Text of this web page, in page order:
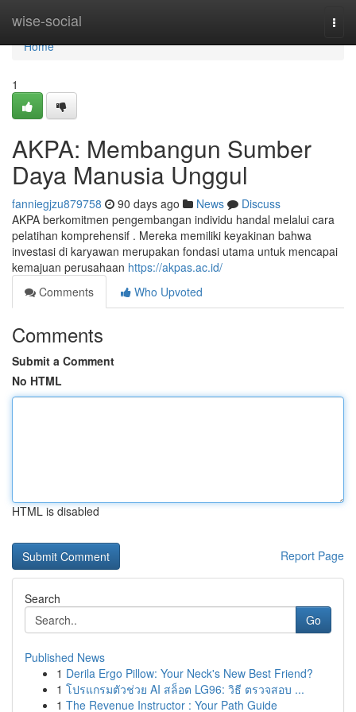
wise-social
Home
Home
1
AKPA: Membangun Sumber
Daya Manusia Unggul
fanniegjzu879758 90 days ago News
Discuss
AKPA berkomitmen pengembangan individu handal melalui cara
pelatihan komprehensif . Mereka memiliki keyakinan bahwa
investasi di karyawan merupakan fondasi utama untuk mencapai
kemajuan perusahaan https://akpas.ac.id/
Comments
Who Upvoted
Comments
Submit a Comment
No HTML
HTML is disabled
Report Page
Search
Go
Published News
1 Derila Ergo Pillow: Your Neck's New Best Friend?
1 โปรแกรมตัวช่วย AI สล็อต LG96: วิธี ตรวจสอบ ...
1 The Revenue Instructor : Your Path Guide